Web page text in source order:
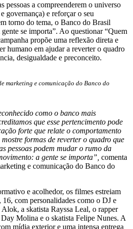
pessoas a compreenderem o universo
governança) e reforçar o seu
torno do tema, o Banco do Brasil
se importa”. Ao questionar “Quem
propõe uma reflexão direta e
humano em ajudar a reverter o quadro
desigualdade e preconceito.
marketing e comunicação do Banco do
como o banco mais
que esse pertencimento pode
forte que relate o comportamento
formas de reverter o quadro que
pessoas podem mudar o rumo da
a gente se importa”, comenta
e comunicação do Banco do
e acolhedor, os filmes estreiam
com personalidades como o DJ e
a skatista Rayssa Leal, o rapper
Molina e o skatista Felipe Nunes. A
mídia exterior e uma intensa entrega